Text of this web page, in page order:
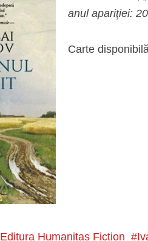
anul apariţiei:
Carte
Editura Humanitas Fiction